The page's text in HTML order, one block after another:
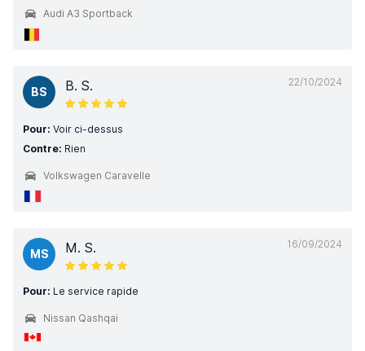
Audi A3 Sportback
22/10/2024
BS B. S.
Pour: Voir ci-dessus
Contre: Rien
Volkswagen Caravelle
16/09/2024
MS M. S.
Pour: Le service rapide
Nissan Qashqai